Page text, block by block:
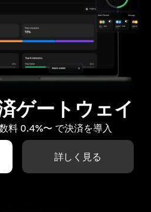
ゲートウェイ
料 0.4%〜 で決済を導入
詳しく見る